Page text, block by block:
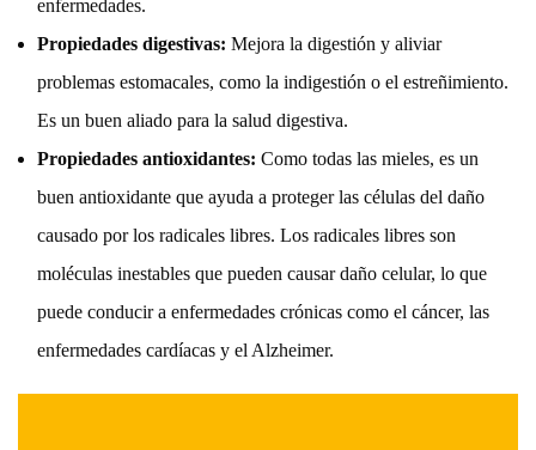
enfermedades.
Propiedades digestivas: Mejora la digestión y aliviar
problemas estomacales, como la indigestión o el estreñimiento.
Es un buen aliado para la salud digestiva.
Propiedades antioxidantes: Como todas las mieles, es un
buen antioxidante que ayuda a proteger las células del daño
causado por los radicales libres. Los radicales libres son
moléculas inestables que pueden causar daño celular, lo que
puede conducir a enfermedades crónicas como el cáncer, las
enfermedades cardíacas y el Alzheimer.